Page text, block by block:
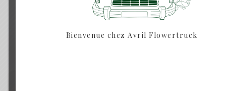
Bienvenue chez Avril Flowertruck